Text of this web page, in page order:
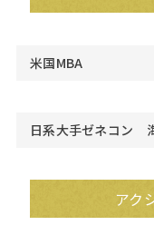
米国MBA
日系大手ゼネコン
アク